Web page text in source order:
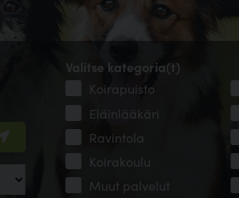
Valitse kategoria(t)
Koirapuisto
Eläinlääkäri
Ravintola
Koirakoulu
Muut palvelut